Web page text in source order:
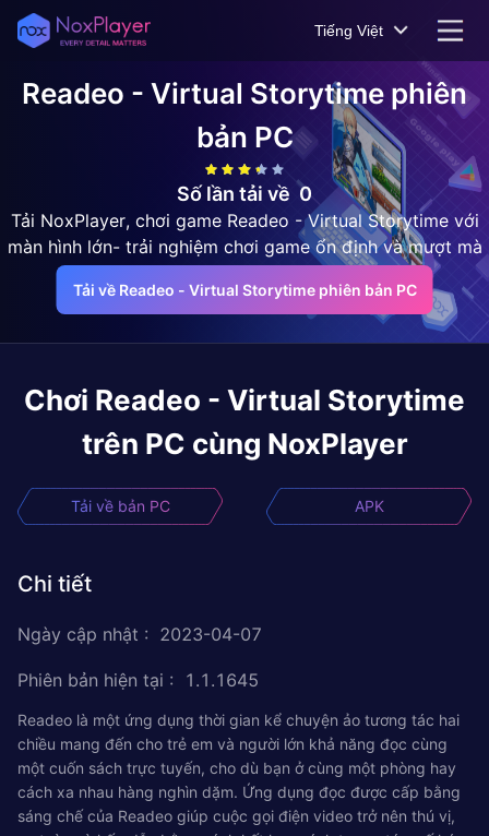
Tiếng Việt
Readeo - Virtual Storytime phiên
bản PC
Số lần tải về 0
Tải NoxPlayer, chơi game Readeo - Virtual Storytime với
màn hình lớn- trải nghiệm chơi game ổn định và mượt mà
Tải về Readeo - Virtual Storytime phiên bản PC
Chơi Readeo - Virtual Storytime
trên PC cùng NoxPlayer
Tải về bản PC APK
Chi tiết
Ngày cập nhật : 2023-04-07
Phiên bản hiện tại : 1.1.1645
Readeo là một ứng dụng thời gian kể chuyện ảo tương tác hai
chiều mang đến cho trẻ em và người lớn khả năng đọc cùng
một cuốn sách trực tuyến, cho dù bạn ở cùng một phòng hay
cách xa nhau hàng nghìn dặm. Ứng dụng đọc được cấp bằng
sáng chế của Readeo giúp cuộc gọi điện video trở nên thú vị,